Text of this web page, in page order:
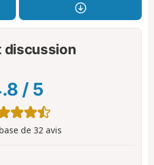
discussion
/ 5
de 32 avis